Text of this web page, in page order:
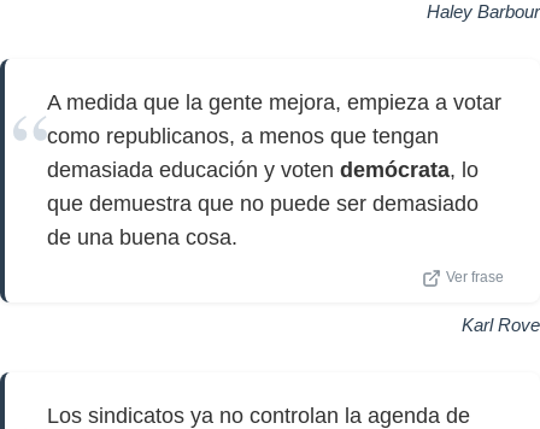
Haley Barbour
A medida que la gente mejora, empieza a votar
como republicanos, a menos que tengan
demasiada educación y voten demócrata, lo
que demuestra que no puede ser demasiado
de una buena cosa.
Ver frase
Karl Rove
Los sindicatos ya no controlan la agenda de